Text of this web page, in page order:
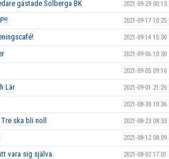
gästade Solberga BK 2021-09-29 00:13
2021-09-17 10:25
2021-09-14 15:30
2021-09-06 10:30
2021-09-05 09:10
Lär 2021-09-01 21:26
2021-08-30 10:36
ska bli noll 2021-08-23 08:33
2021-08-12 08:09
vara sig själva. 2021-08-02 17:01